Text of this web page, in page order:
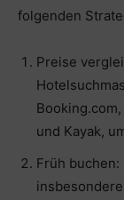
folgenden
Preise
und Kayak,
Früh